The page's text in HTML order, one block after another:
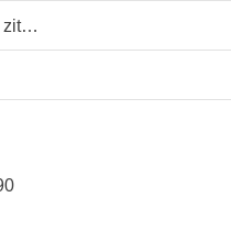
zit…